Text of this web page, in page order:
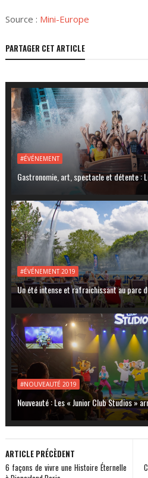
Source : Mini-Europe
PARTAGER CET ARTICLE
#ÉVÉNEMENT
Gastronomie, art, spectacle et détente :
#ÉVÉNEMENT 2019
Un été intense et rafraichissant au parc
#NOUVEAUTÉ 2019
Nouveauté : Les « Junior Club Studios »
ARTICLE PRÉCÈDENT
6 façons de vivre une Histoire Éternelle